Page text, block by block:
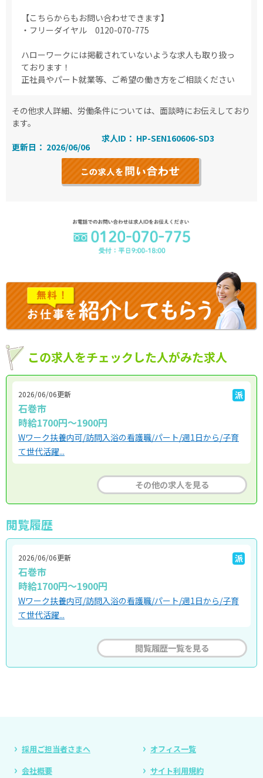
【こちらからもお問い合わせできます】
・フリーダイヤル 0120-070-775
ハローワークには掲載されていないような求人も取り扱っ
ております！
正社員やパート就業等、ご希望の働き方をご相談ください
その他求人詳細、労働条件については、面談時にお伝えしており
ます。
更新日： 2026/06/06
求人ID： HP-SEN160606-SD3
この求人をチェックした人がみた求人
2026/06/06更新 派
石巻市
時給1700円～1900円
Wワーク扶養内可/訪問入浴の看護職/パート/週1日から/子育
て世代活躍...
その他の求人を見る
閲覧履歴
2026/06/06更新 派
石巻市
時給1700円～1900円
Wワーク扶養内可/訪問入浴の看護職/パート/週1日から/子育
て世代活躍...
閲覧履歴一覧を見る
採用ご担当者さまへ
オフィス一覧
会社概要
サイト利用規約